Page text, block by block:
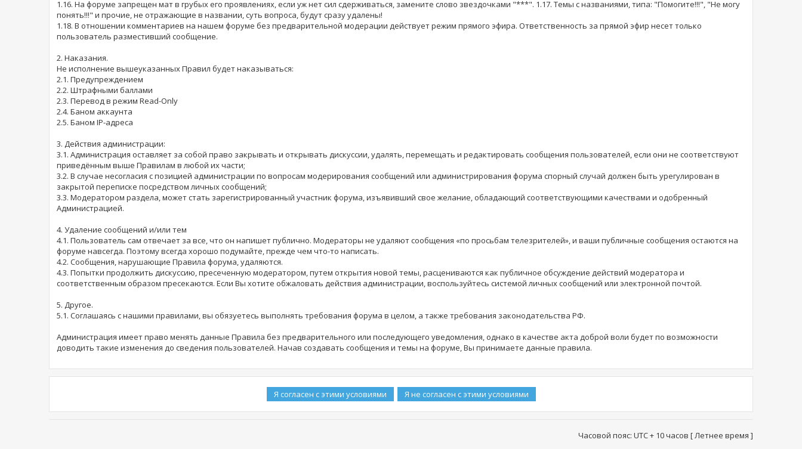
1.16. На форуме запрещен мат в грубых его проявлениях, если уж нет сил сдерживаться, замените слово звездочками "***". 1.17. Темы с названиями, типа: "Помогите!!!", "Не могу
понять!!!" и прочие, не отражающие в названии, суть вопроса, будут сразу удалены!
1.18. В отношении комментариев на нашем форуме без предварительной модерации действует режим прямого эфира. Ответственность за прямой эфир несет только
пользователь разместивший сообщение.
2. Наказания.
Не исполнение вышеуказанных Правил будет наказываться:
2.1. Предупреждением
2.2. Штрафными баллами
2.3. Перевод в режим Read-Only
2.4. Баном аккаунта
2.5. Баном IP-адреса
3. Действия администрации:
3.1. Администрация оставляет за собой право закрывать и открывать дискуссии, удалять, перемещать и редактировать сообщения пользователей, если они не соответствуют
приведённым выше Правилам в любой их части;
3.2. В случае несогласия с позицией администрации по вопросам модерирования сообщений или администрирования форума спорный случай должен быть урегулирован в
закрытой переписке посредством личных сообщений;
3.3. Модератором раздела, может стать зарегистрированный участник форума, изъявивший свое желание, обладающий соответствующими качествами и одобренный
Администрацией.
4. Удаление сообщений и/или тем
4.1. Пользователь сам отвечает за все, что он напишет публично. Модераторы не удаляют сообщения «по просьбам телезрителей», и ваши публичные сообщения остаются на
форуме навсегда. Поэтому всегда хорошо подумайте, прежде чем что-то написать.
4.2. Сообщения, нарушающие Правила форума, удаляются.
4.3. Попытки продолжить дискуссию, пресеченную модератором, путем открытия новой темы, расцениваются как публичное обсуждение действий модератора и
соответственным образом пресекаются. Если Вы хотите обжаловать действия администрации, воспользуйтесь системой личных сообщений или электронной почтой.
5. Другое.
5.1. Соглашаясь с нашими правилами, вы обязуетесь выполнять требования форума в целом, а также требования законодательства РФ.
Администрация имеет право менять данные Правила без предварительного или последующего уведомления, однако в качестве акта доброй воли будет по возможности
доводить такие изменения до сведения пользователей. Начав создавать сообщения и темы на форуме, Вы принимаете данные правила.
Часовой пояс: UTC + 10 часов [ Летнее время ]